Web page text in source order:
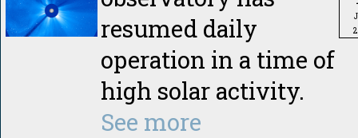
resumed daily
operation in a time of
high solar activity.
See more